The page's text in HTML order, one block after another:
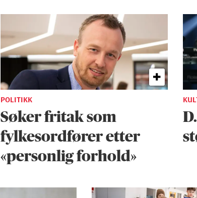
POLITIKK
Søker fritak som
fylkesordfører etter
«personlig forhold»